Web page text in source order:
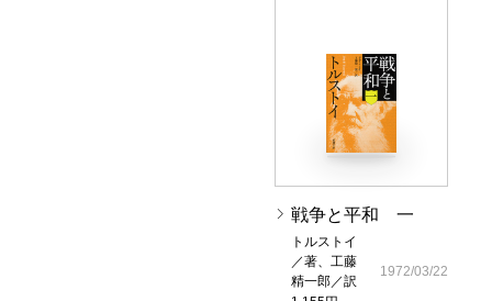
戦争と平和 一
トルストイ
／著、工藤
精一郎／訳
1972/03/22